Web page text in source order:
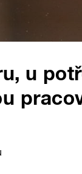
u